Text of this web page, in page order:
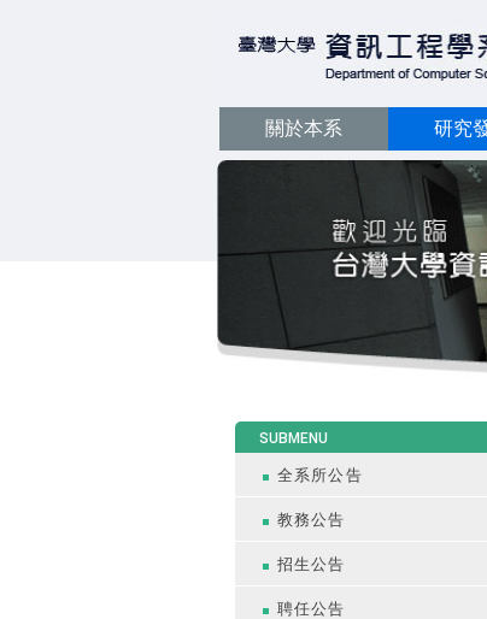
關於本系 研究
SUBMENU
全系所公告
教務公告
招生公告
聘任公告